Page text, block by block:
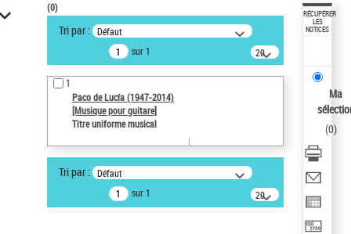
VOTRE RECHERCHE
Recherche avancée dans les
notices d’autorité
Œuvres liées à l'auteur :
Paco de Lucía (1947-2014)
Sauvegarder votre recherche
AFFINER
Type de notice d'autorité
(0)
Tri par : Défaut
sur 1
20
résultats/page
1
Paco de Lucía (1947-2014)
[Musique pour guitare]
Titre uniforme musical
Tri par : Défaut
sur 1
20
résultats/page
RÉCUPÉRER
LES
NOTICES
Ma
(0)